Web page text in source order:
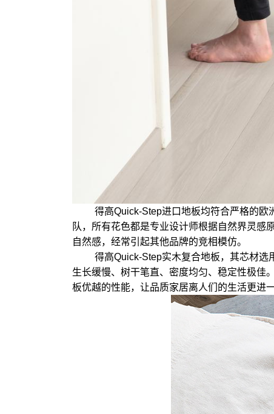
得高Quick-Step进口地板均符合严格的欧
队，所有花色都是专业设计师根据自然界灵感
自然感，经常引起其他品牌的竞相模仿。
得高Quick-Step实木复合地板，其芯材选
生长缓慢、树干笔直、密度均匀、稳定性极佳
板优越的性能，让品质家居离人们的生活更进一